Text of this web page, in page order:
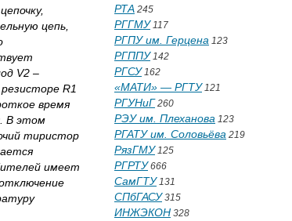
цепь,
V2 –
R1
время
В этом
тиристор
имеет
РТА 245
РГГМУ117
РГПУ им. Герцена 123
РГППУ142
РГСУ162
«МАТИ» — РГТУ121
РГУНиГ 260
РЭУ им. Плеханова 123
РГАТУ им. Соловьёва 219
РязГМУ125
РГРТУ666
СамГТУ131
СПбГАСУ315
ИНЖЭКОН 328